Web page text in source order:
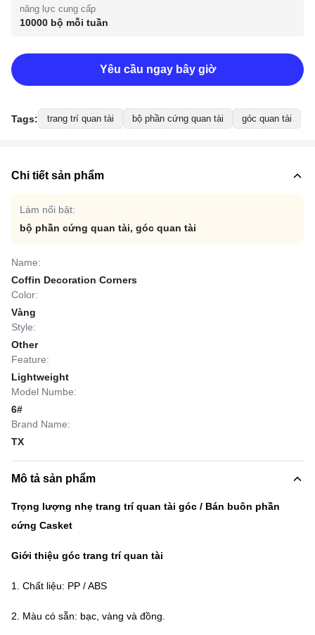
năng lực cung cấp
10000 bộ mỗi tuần
Yêu cầu ngay bây giờ
Tags: trang trí quan tài bộ phần cứng quan tài góc quan tài
Chi tiết sản phẩm
Làm nổi bật:
bộ phần cứng quan tài, góc quan tài
Name:
Coffin Decoration Corners
Color:
Vàng
Style:
Other
Feature:
Lightweight
Model Numbe:
6#
Brand Name:
TX
Mô tả sản phẩm
Trọng lượng nhẹ trang trí quan tài góc / Bán buôn phần
cứng Casket
Giới thiệu góc trang trí quan tài
1. Chất liệu: PP / ABS
2. Màu có sẵn: bạc, vàng và đồng.